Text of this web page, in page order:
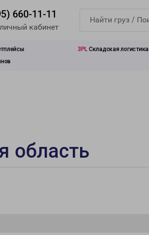
660-11-11
кабинет
3PL Складская логистика
область